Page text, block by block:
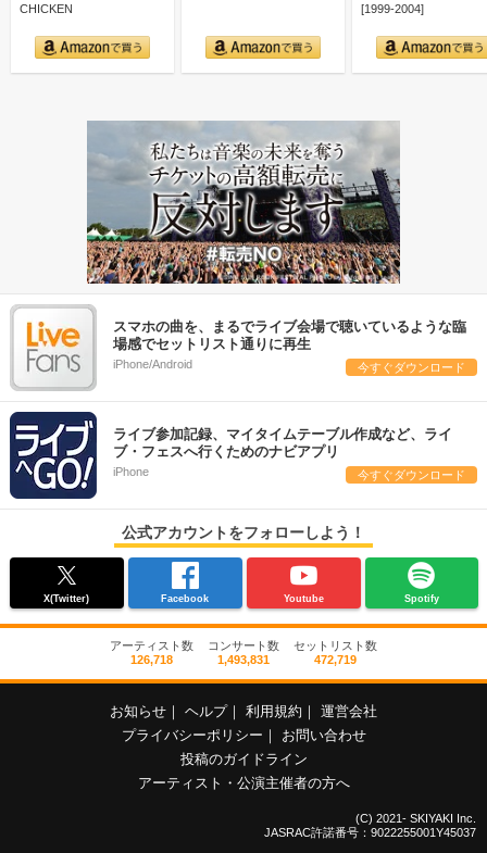
CHICKEN
[1999-2004]
スマホの曲を、まるでライブ会場で聴いているような臨
場感でセットリスト通りに再生
iPhone/Android 今すぐダウンロード
ライブ参加記録、マイタイムテーブル作成など、ライ
ブ・フェスへ行くためのナビアプリ
iPhone 今すぐダウンロード
公式アカウントをフォローしよう！
X(Twitter) Facebook Youtube Spotify
アーティスト数
126,718
コンサート数
1,493,831
セットリスト数
472,719
お知らせ ヘルプ 利用規約
運営会社
プライバシーポリシー
お問い合わせ
投稿のガイドライン
アーティスト・公演主催者の方へ
(C) 2021- SKIYAKI Inc.
JASRAC許諾番号：9022255001Y45037